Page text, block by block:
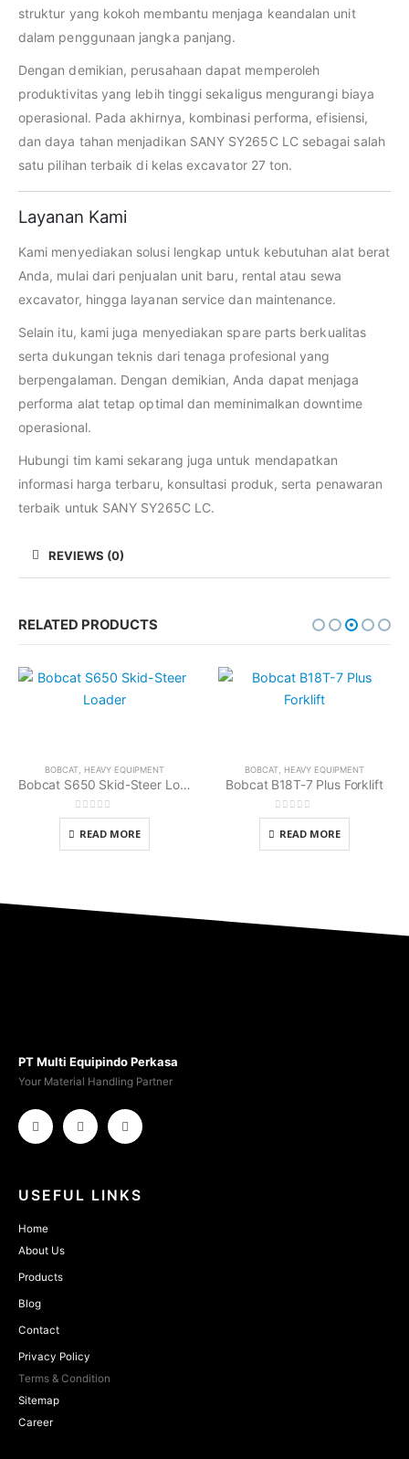
struktur yang kokoh membantu menjaga keandalan unit
dalam penggunaan jangka panjang.
Dengan demikian, perusahaan dapat memperoleh
produktivitas yang lebih tinggi sekaligus mengurangi biaya
operasional. Pada akhirnya, kombinasi performa, efisiensi,
dan daya tahan menjadikan SANY SY265C LC sebagai salah
satu pilihan terbaik di kelas excavator 27 ton.
Layanan Kami
Kami menyediakan solusi lengkap untuk kebutuhan alat berat
Anda, mulai dari penjualan unit baru, rental atau sewa
excavator, hingga layanan service dan maintenance.
Selain itu, kami juga menyediakan spare parts berkualitas
serta dukungan teknis dari tenaga profesional yang
berpengalaman. Dengan demikian, Anda dapat menjaga
performa alat tetap optimal dan meminimalkan downtime
operasional.
Hubungi tim kami sekarang juga untuk mendapatkan
informasi harga terbaru, konsultasi produk, serta penawaran
terbaik untuk SANY SY265C LC.
REVIEWS (0)
RELATED PRODUCTS
BOBCAT, HEAVY EQUIPMENT
Bobcat S650 Skid-Steer Loader
0out of 5
READ MORE
BOBCAT, HEAVY EQUIPMENT
Bobcat B18T-7 Plus Forklift
0out of 5
READ MORE
PT Multi Equipindo Perkasa
Your Material Handling Partner
USEFUL LINKS
Home
About Us
Products
Blog
Contact
Privacy Policy
Terms & Condition
Sitemap
Career